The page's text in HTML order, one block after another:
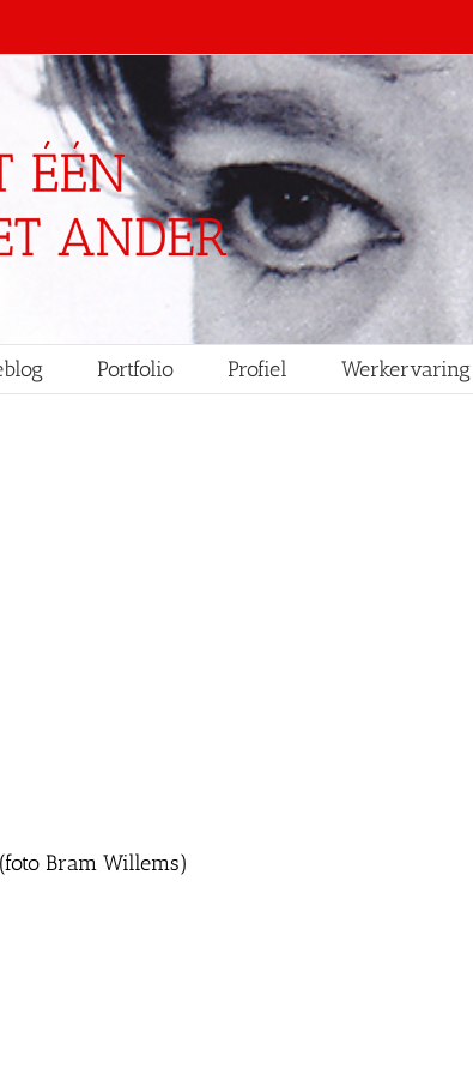
Portfolio Profiel Werkervaring
Bram Willems)